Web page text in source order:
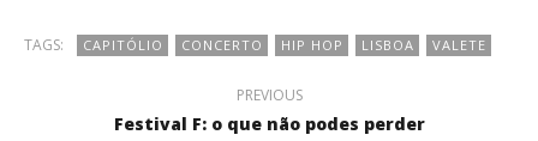
TAGS: CAPITÓLIO CONCERTO HIP HOP LISBOA VALETE
PREVIOUS
Festival F: o que não podes perder